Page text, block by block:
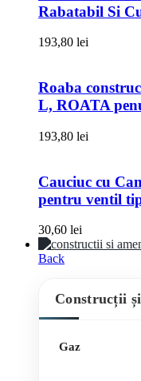
Rabatabil Si
193,80 lei
Roaba
L, ROATA
193,80 lei
Cauciuc cu
pentru ventil
30,60 lei
Back
Construcții
Gaz